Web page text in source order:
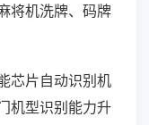
将机洗牌、码牌
芯片自动识别机
机型识别能力升